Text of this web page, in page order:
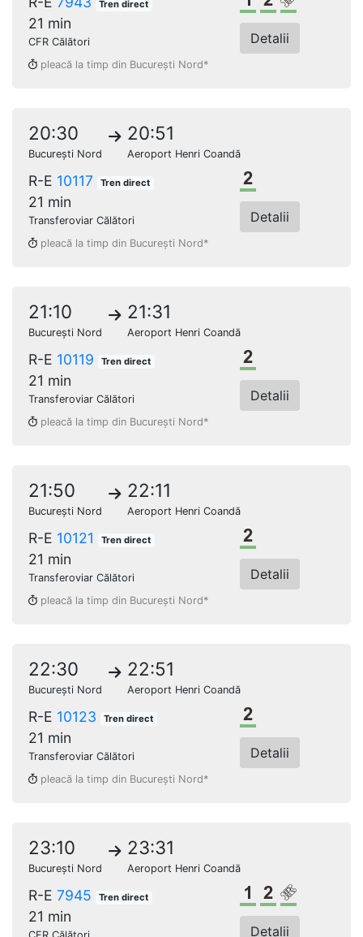
Tren direct
21 min
CFR Călători Detalii
pleacă la timp din București Nord*
20:30
București Nord
20:51
Aeroport Henri Coandă
R-E 10117 Tren direct
21 min
Transferoviar Călători Detalii
pleacă la timp din București Nord*
21:10
București Nord
21:31
Aeroport Henri Coandă
R-E 10119 Tren direct
21 min
Transferoviar Călători Detalii
pleacă la timp din București Nord*
21:50
București Nord
22:11
Aeroport Henri Coandă
R-E 10121 Tren direct
21 min
Transferoviar Călători Detalii
pleacă la timp din București Nord*
22:30
București Nord
22:51
Aeroport Henri Coandă
R-E 10123 Tren direct
21 min
Transferoviar Călători Detalii
pleacă la timp din București Nord*
23:10
București Nord
23:31
Aeroport Henri Coandă
R-E 7945 Tren direct
21 min
Clasa 1Clasa a 2-a
Loc
Detalii